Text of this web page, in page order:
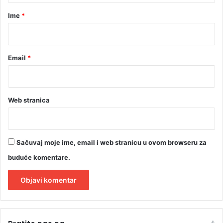
b
rIme *
Email *
Web stranica
Sačuvaj moje ime, email i web stranicu u ovom browseru za
buduće komentare.